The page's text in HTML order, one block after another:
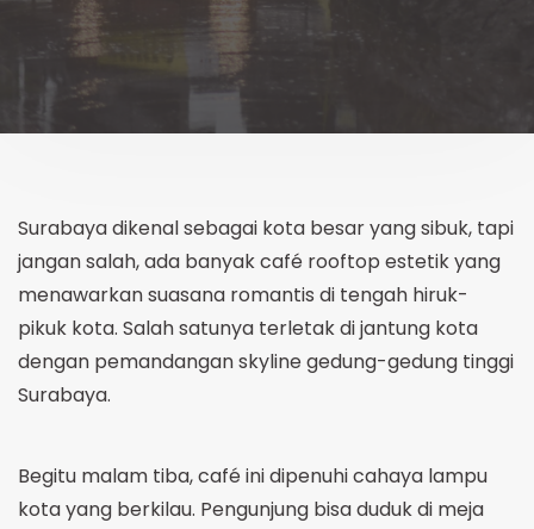
Surabaya dikenal sebagai kota besar yang sibuk, tapi
jangan salah, ada banyak café rooftop estetik yang
menawarkan suasana romantis di tengah hiruk-
pikuk kota. Salah satunya terletak di jantung kota
dengan pemandangan skyline gedung-gedung tinggi
Surabaya.
Begitu malam tiba, café ini dipenuhi cahaya lampu
kota yang berkilau. Pengunjung bisa duduk di meja